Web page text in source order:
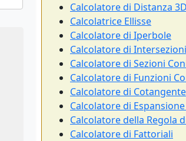
Calcolatore di Distanza 3D
Calcolatrice Ellisse
Calcolatore di Iperbole
Calcolatore di Intersezioni
Calcolatore di Sezioni
Calcolatore di Funzioni
Calcolatore di Cotangente
Calcolatore di
Calcolatore della Regola
Calcolatore di Fattoriali